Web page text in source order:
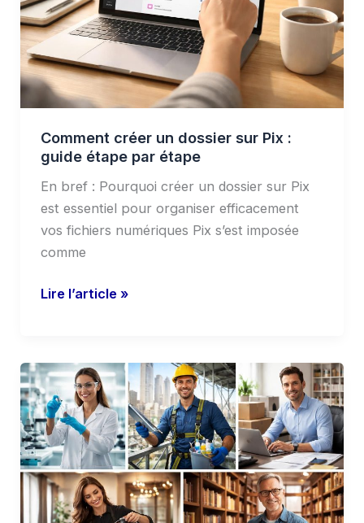
Comment créer un dossier sur Pix :
guide étape par étape
En bref : Pourquoi créer un dossier sur Pix
est essentiel pour organiser efficacement
vos fichiers numériques Pix s’est imposée
comme
Pix
:
guide
étape
par
Lire l’article »
Metiers
en
l
:
métiers
liste
complète